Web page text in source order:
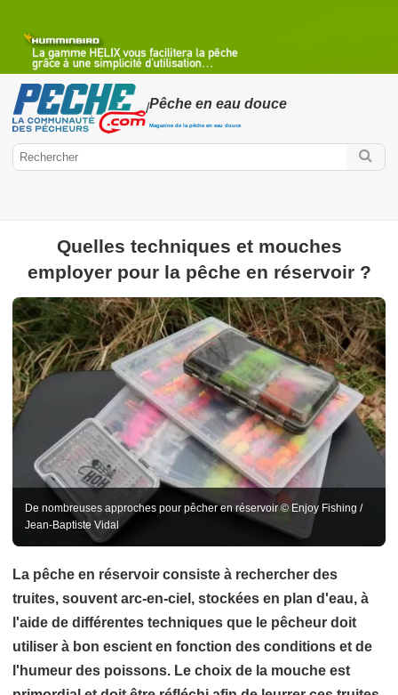
/Pêche en eau douce
Magazine de la pêche en eau douce
Peche.com
Pêche en eau douce Mercury Fishing Cup Poissons d'eau
douce Pêche des carnassiers Pêche à la mouche Pêche au
coup Pêche au Feeder ou Anglaise
Quelles techniques et mouches
employer pour la pêche en réservoir ?
De nombreuses approches pour pêcher en réservoir © Enjoy Fishing /
Jean-Baptiste Vidal
La pêche en réservoir consiste à rechercher des
truites, souvent arc-en-ciel, stockées en plan d'eau, à
l'aide de différentes techniques que le pêcheur doit
utiliser à bon escient en fonction des conditions et de
l'humeur des poissons. Le choix de la mouche est